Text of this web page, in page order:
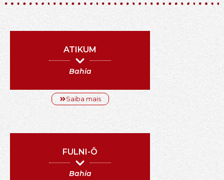
ATIKUM
Bahia
Saiba mais
FULNI-Ô
Bahia